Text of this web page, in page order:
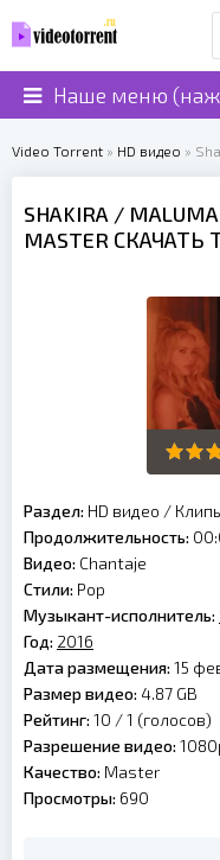
Наше меню
Video Torrent » HD видео »
SHAKIRA / MALUMA
MASTER СКАЧАТЬ
Раздел: HD видео /
Продолжительность:
Видео: Chantaje
Стили: Pop
Музыкант-исполнитель:
Год: 2016
Дата размещения: 15
Размер видео: 4.87 GB
Рейтинг: 10 /1 (голосов)
Разрешение видео:
Качество: Master
Просмотры: 690